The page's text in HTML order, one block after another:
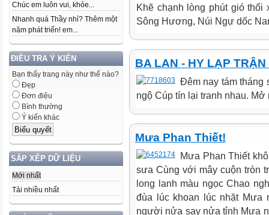
Chúc em luôn vui, khỏe...
Nhanh quá Thầy nhỉ? Thêm một
năm phát triển! em...
ĐIỀU TRA Ý KIẾN
Bạn thấy trang này như thế nào?
Đẹp
Đơn điệu
Bình thường
Ý kiến khác
SẮP XẾP DỮ LIỆU
Mới nhất
Tải nhiều nhất
Khẽ chạnh lòng phút gió
Sông Hương, Núi Ngự dốc
BA LAN - HY LẠP
Đêm nay tám tháng
ngộ Cúp tín lại tranh nhau.
Mưa Phan Thiết!
Mưa Phan Thiết
sưa Cùng với mây cuộn tròn
long lanh màu ngọc Chao
đùa lúc khoan lúc nhặt
người nửa say nửa tỉnh Mưa